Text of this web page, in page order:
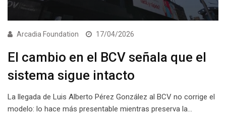
Arcadia Foundation 17/04/2026
El cambio en el BCV señala que el
sistema sigue intacto
La llegada de Luis Alberto Pérez González al BCV no corrige el
modelo: lo hace más presentable mientras preserva la…